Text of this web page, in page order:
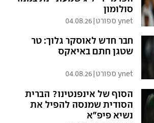
סולומון
ynet ספורט |
04.08.26
חבר חדש לאוסקר גלוך: טר
שטגן חתם באיאקס
ynet ספורט |
04.08.26
הסוף של אינפנטינו? הברית
הסודית שמנסה להפיל את
נשיא פיפ"א